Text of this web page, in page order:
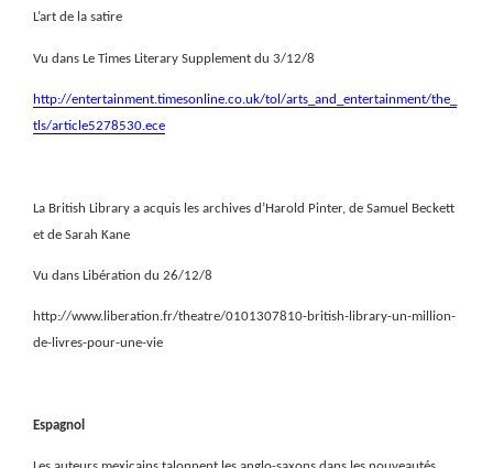
L’art de la satire
Vu dans Le Times Literary Supplement du 3/12/8
http://entertainment.timesonline.co.uk/tol/arts_and_entertainment/the_
tls/article5278530.ece
La British Library a acquis les archives d’Harold Pinter, de Samuel Beckett
et de Sarah Kane
Vu dans Libération du 26/12/8
http://www.liberation.fr/theatre/0101307810-british-library-un-million-
de-livres-pour-une-vie
Espagnol